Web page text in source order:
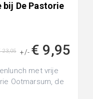
De Pastorie
+/- € 9,95
23,05
met vrije
Ootmarsum, de